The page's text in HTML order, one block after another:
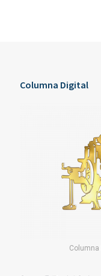
Columna Digital
Columna